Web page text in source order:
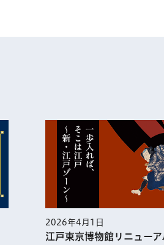
2026年4月1日
江戸東京博物館リニューア